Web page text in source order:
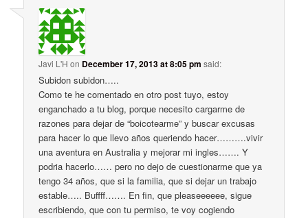
Javi L'H on December 17, 2013 at 8:05 pm said:
Subidon subidon…..
Como te he comentado en otro post tuyo, estoy
enganchado a tu blog, porque necesito cargarme de
razones para dejar de “boicotearme” y buscar excusas
para hacer lo que llevo años queriendo hacer……….vivir
una aventura en Australia y mejorar mi ingles……. Y
podria hacerlo…… pero no dejo de cuestionarme que ya
tengo 34 años, que si la familia, que si dejar un trabajo
estable….. Buffff……. En fin, que pleaseeeeee, sigue
escribiendo, que con tu permiso, te voy cogiendo